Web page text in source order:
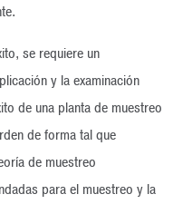
se requiere un
y la examinación
de una planta de muestreo
de forma tal que
de muestreo
para el muestreo y la